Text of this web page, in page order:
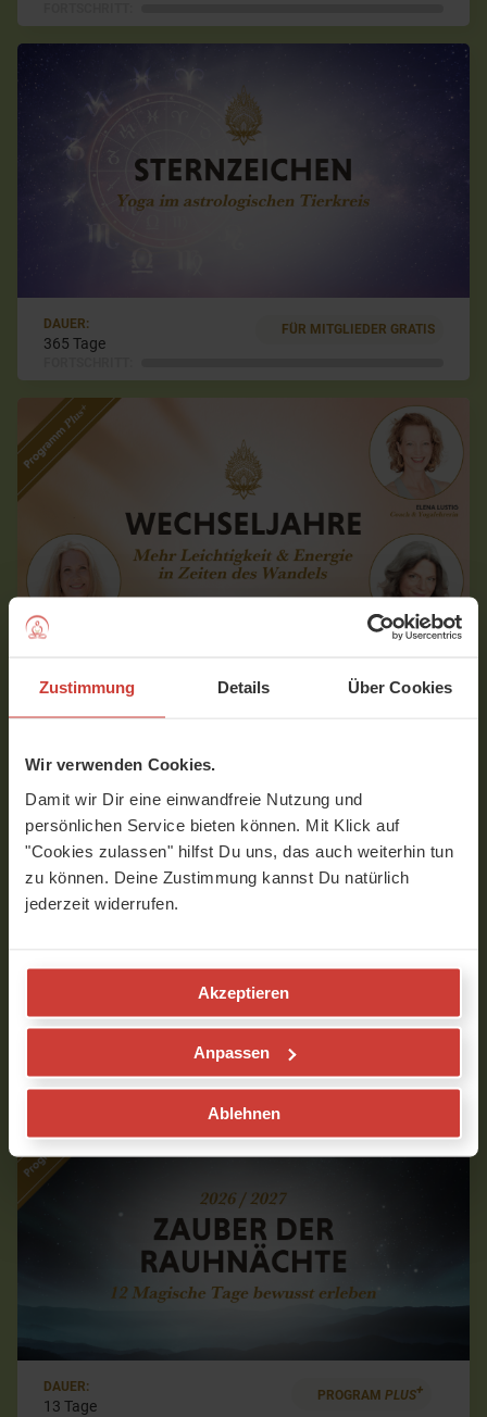
Zustimmung Details Über Cookies
Wir verwenden Cookies.
Damit wir Dir eine einwandfreie Nutzung und
persönlichen Service bieten können. Mit Klick auf
"Cookies zulassen" hilfst Du uns, das auch weiterhin tun
zu können. Deine Zustimmung kannst Du natürlich
jederzeit widerrufen.
Akzeptieren
Anpassen
Ablehnen
DAUER:
365 Tage
FÜR MITGLIEDER GRATIS
DAUER:
6 Wochen
PROGRAM PLUS+
FORTSCHRITT:
DAUER:
DAUER:
13 Tage
PROGRAM PLUS+